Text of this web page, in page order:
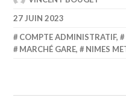
27 JUIN 2023
COMPTE ADMINISTRATIF,
MARCHÉ GARE, NIMES